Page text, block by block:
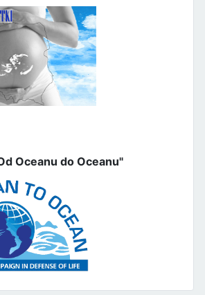
Oceanu do Oceanu"